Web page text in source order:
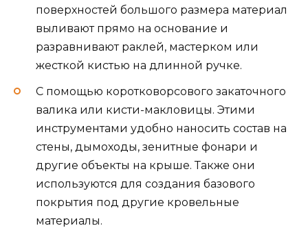
поверхностей большого размера материал
выливают прямо на основание и
разравнивают раклей, мастерком или
жесткой кистью на длинной ручке.
С помощью коротковорсового закаточного
валика или кисти-макловицы. Этими
инструментами удобно наносить состав на
стены, дымоходы, зенитные фонари и
другие объекты на крыше. Также они
используются для создания базового
покрытия под другие кровельные
материалы.